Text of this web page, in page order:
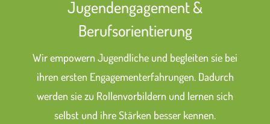
Jugendengagement &
Berufsorientierung
Wir empowern Jugendliche und begleiten sie bei
ihren ersten Engagementerfahrungen. Dadurch
werden sie zu Rollenvorbildern und lernen sich
selbst und ihre Stärken besser kennen.